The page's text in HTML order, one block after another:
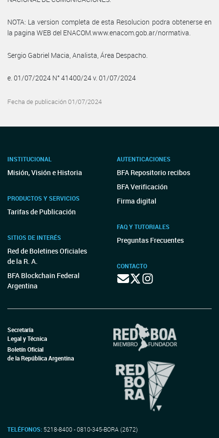
NOTA: La version completa de esta Resolucion podra obtenerse en
la pagina WEB del ENACOM.www.enacom.gob.ar/normativa.
Sergio Gabriel Macia, Analista, Área Despacho.
e. 01/07/2024 N° 41400/24 v. 01/07/2024
Fecha de publicación 01/07/2024
INSTITUCIONAL
Misión, Visión e Historia
PRODUCTOS Y SERVICIOS
Tarifas de Publicación
SITIOS DE INTERÉS
Red de Boletines Oficiales
de la R. A.
BFA Blockchain Federal
Argentina
AUTENTICACIONES
BFA Repositorio recibos
BFA Verificación
Firma digital
FAQ Y TUTORIALES
Preguntas Frecuentes
CONTACTO
Secretaría
Legal y Técnica
Boletín Oficial
de la República Argentina
TELÉFONOS: 5218-8400 - 0810-345-BORA (2672)